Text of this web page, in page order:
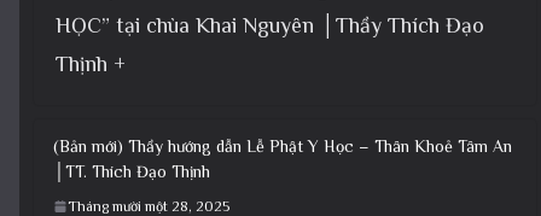
HỌC” tại chùa Khai Nguyên │Thầy Thích Đạo
Thịnh +
(Bản mới) Thầy hướng dẫn Lễ Phật Y Học – Thân Khoẻ Tâm An
│TT. Thích Đạo Thịnh
Tháng mười một 28, 2025